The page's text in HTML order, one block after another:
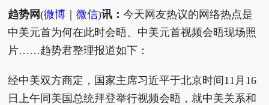
趋势网(微博 ｜微信)讯：今天网友热议的网络热点是
中美元首为何在此时会晤、中美元首视频会晤现场照
片……趋势君整理报道如下：
经中美双方商定，国家主席习近平于北京时间11月16
日上午同美国总统拜登举行视频会晤，就中美关系和